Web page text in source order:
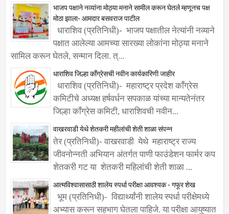
भाजप पक्षाने नव्यांना मोठ्या मनाने सामील करून घेतले म्हणूनच पक्ष
मोठा झाला- आमदार बसवराज पाटील
धाराशिव (प्रतिनिधी)- भाजप पक्षातील नेत्यांनी नव्याने
पक्षात आलेल्या आमच्या सारख्या लोकांना मोठ्या मनाने
सामिल करून घेतले, सन्मान दिला. त्...
धाराशिव जिल्हा काँग्रेसची नवीन कार्यकारिणी जाहीर
धाराशिव (प्रतिनिधी)- महाराष्ट्र प्रदेश काँग्रेस
कमिटीचे अध्यक्ष हर्षवर्धन सपकाळ यांच्या मान्यतेनंतर
जिल्हा काँग्रेस कमिटी, धाराशिवची नवीन...
वाखरवाडी येथे शेतकरी महीलांची शेती शाळा संपन्न
तेर (प्रतिनिधी)- वाखरवाडी येथे महाराष्ट्र राज्य
जीवनोन्नती अभियान अंतर्गत पाणी फाउंडेशन फार्मर कप
शेतकरी गट या शेतकरी महिलांची शेती शाळा ...
आत्मविश्वासासाठी शालेय स्पर्धा परीक्षा आवश्यक - गफूर शेख
भूम (प्रतिनिधी)- विद्यार्थ्यांनी शालेय स्पर्धा परीक्षेमध्ये
अभ्यास करून सहभाग घेतला पाहिजे. या परीक्षा आयुष्यात